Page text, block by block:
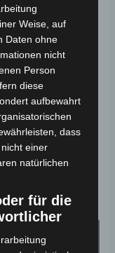
Versand
ELEKTRO-
2-RAD 45KM/H
€
Preis
war:
1.290,00 €
1.161,00 €
ist:
1.161,00 €.
*
Weise, auf
Daten ohne
nicht
Person
diese
aufbewahrt
dass
einer
natürlichen
für die